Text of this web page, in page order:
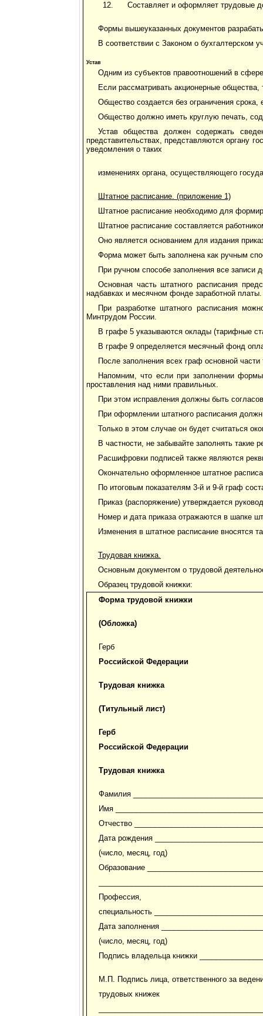
Составляет и оформляет трудовые
Формы вышеуказанных документов
В соответствии с Законом о
Устав
Одним из субъектов правоотношений в
Если рассматривать акционерные
Общество создается без ограничения
Общество должно иметь круглую печать,
Устав общества должен содержать
представительствах, представляются органу
уведомления о таких
изменениях органа, осуществляющего
Штатное расписание. (приложение 1)
Штатное расписание необходимо для
Штатное расписание составляется
Оно является основанием для издания
Форма может быть заполнена как ручным
При ручном способе заполнения все записи
Основная часть штатного расписания
надбавках и месячном фонде заработной платы.
При разработке штатного расписания
Минтрудом России.
В графе 5 указываются оклады (тарифные
В графе 9 определяется месячный фонд
После заполнения всех граф основной
Напомним, что если при заполнении
проставления над ними правильных.
При этом исправления должны быть
При оформлении штатного расписания
Только в этом случае он будет считаться
В частности, не забывайте заполнять такие
Расшифровки подписей также являются
Окончательно оформленное штатное
По итоговым показателям 3-й и 9-й граф
Приказ (распоряжение) утверждается
Номер и дата приказа отражаются в шапке
Изменения в штатное расписание вносятся
Трудовая книжка.
Основным документом о трудовой
Образец трудовой книжки:
Форма трудовой книжки
(Обложка)
Герб
Российской Федерации
Трудовая книжка
(Титульный лист)
Герб
Российской Федерации
Трудовая книжка
Фамилия
Имя
Отчество
Дата рождения
(число, месяц, год)
Образование
Профессия,
специальность
Дата заполнения
(число, месяц, год)
Подпись владельца книжки
М.П. Подпись лица, ответственного за
трудовых книжек